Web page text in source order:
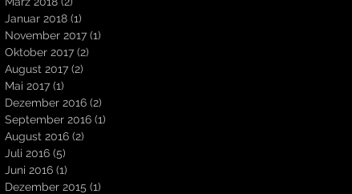
Januar 2018 (1)
November 2017 (1)
Oktober 2017 (2)
August 2017 (2)
Mai 2017 (1)
Dezember 2016 (2)
September 2016 (1)
August 2016 (2)
Juli 2016 (5)
Juni 2016 (1)
Dezember 2015 (1)